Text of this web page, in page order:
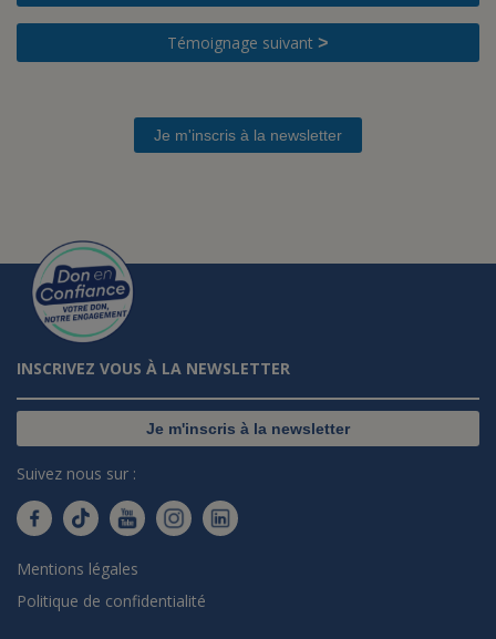
Témoignage suivant >
Je m'inscris à la newsletter
INSCRIVEZ VOUS À LA NEWSLETTER
Je m'inscris à la newsletter
Suivez nous sur :
Mentions légales
Politique de confidentialité